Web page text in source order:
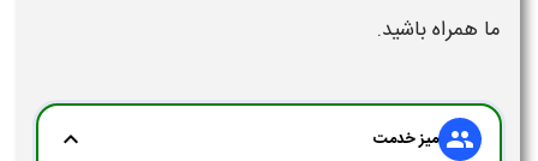
ما همراه باشید.
group میز خدمت expand_more